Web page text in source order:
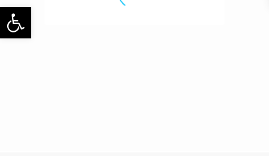
Ouvrir la barre d’outils